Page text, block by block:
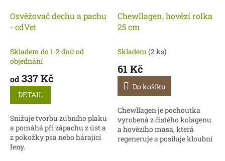
Osvěžovač dechu a pachu
- cdVet
Skladem do 1-2 dnů od
objednání
od337 Kč
DETAIL
Snižuje tvorbu zubního plaku
a pomáhá při zápachu z úst a
z pokožky psa nebo hárající
feny.
Chewllagen, hovězí rolka
25 cm
Skladem (2 ks)
61 Kč
Do košíku
Chewllagen je pochoutka
vyrobená z čistého kolagenu
a hovězího masa, která
regeneruje a posiluje kloubní